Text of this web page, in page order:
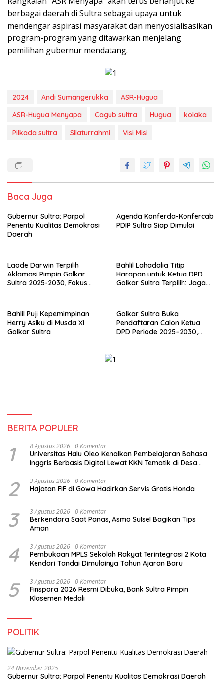
berbagai daerah di Sultra sebagai upaya untuk
mendengar aspirasi masyarakat dan menyosialisasikan
program-program yang ditawarkan menjelang
pemilihan gubernur mendatang.
2024 Andi Sumangerukka
ASR-Hugua
ASR-Hugua Menyapa
Cagub sultra Hugua
kolaka
Pilkada sultra
Silaturrahmi Visi Misi
Baca Juga
Gubernur Sultra: Parpol
Penentu Kualitas Demokrasi
Daerah
Agenda Konferda-Konfercab
PDIP Sultra Siap Dimulai
Laode Darwin Terpilih
Aklamasi Pimpin Golkar
Sultra 2025-2030, Fokus
Bahlil Lahadalia Titip
Harapan untuk Ketua DPD
Golkar Sultra Terpilih: Jaga
Bahlil Puji Kepemimpinan
Herry Asiku di Musda XI
Golkar Sultra
Golkar Sultra Buka
Pendaftaran Calon Ketua
DPD Periode 2025–2030,
BERITA POPULER
1 8 Agustus 2026 0 Komentar
Universitas Halu Oleo Kenalkan Pembelajaran Bahasa
Inggris Berbasis Digital Lewat KKN Tematik di Desa
2 3 Agustus 2026 0 Komentar
Hajatan FIF di Gowa Hadirkan Servis Gratis Honda
3 3 Agustus 2026 0 Komentar
Berkendara Saat Panas, Asmo Sulsel Bagikan Tips
Aman
4 3 Agustus 2026 0 Komentar
Pembukaan MPLS Sekolah Rakyat Terintegrasi 2 Kota
Kendari Tandai Dimulainya Tahun Ajaran Baru
5 3 Agustus 2026 0 Komentar
Finspora 2026 Resmi Dibuka, Bank Sultra Pimpin
Klasemen Medali
POLITIK
24 November 2025
Gubernur Sultra: Parpol Penentu Kualitas Demokrasi Daerah